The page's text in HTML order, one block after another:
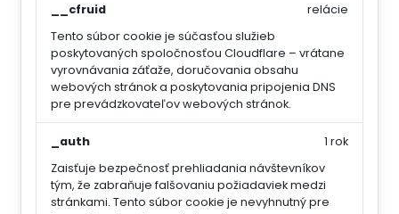
__cfruid
Tento súbor cookie je súčasťou služieb
poskytovaných spoločnosťou Cloudflare – vrátane
vyrovnávania záťaže, doručovania obsahu
webových stránok a poskytovania pripojenia DNS
pre prevádzkovateľov webových stránok.
relácie
_auth
Zaisťuje bezpečnosť prehliadania návštevníkov
tým, že zabraňuje falšovaniu požiadaviek medzi
stránkami. Tento súbor cookie je nevyhnutný pre
1 rok